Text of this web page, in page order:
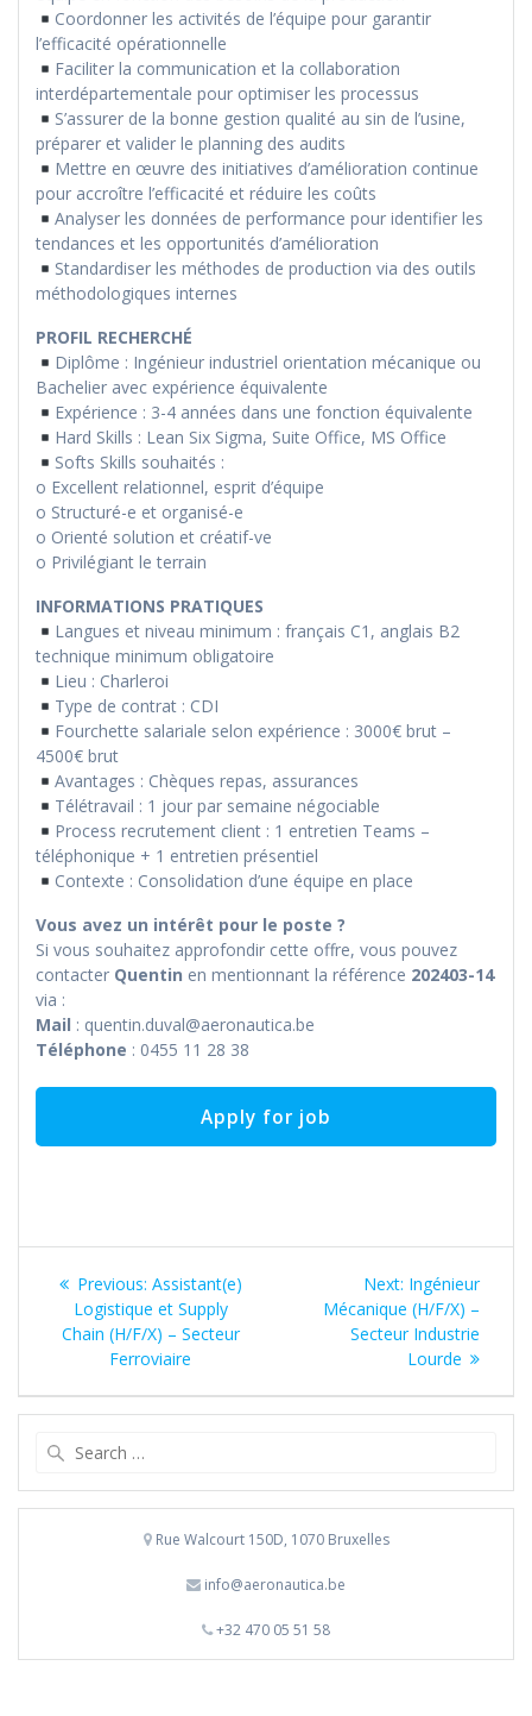
Coordonner les activités de l’équipe pour garantir
l’efficacité opérationnelle
Faciliter la communication et la collaboration
interdépartementale pour optimiser les processus
S’assurer de la bonne gestion qualité au sin de l’usine,
préparer et valider le planning des audits
Mettre en œuvre des initiatives d’amélioration continue
pour accroître l’efficacité et réduire les coûts
Analyser les données de performance pour identifier les
tendances et les opportunités d’amélioration
Standardiser les méthodes de production via des outils
méthodologiques internes
PROFIL RECHERCHÉ
Diplôme : Ingénieur industriel orientation mécanique ou
Bachelier avec expérience équivalente
Expérience : 3-4 années dans une fonction équivalente
Hard Skills : Lean Six Sigma, Suite Office, MS Office
Softs Skills souhaités :
o Excellent relationnel, esprit d’équipe
o Structuré-e et organisé-e
o Orienté solution et créatif-ve
o Privilégiant le terrain
INFORMATIONS PRATIQUES
Langues et niveau minimum : français C1, anglais B2
technique minimum obligatoire
Lieu : Charleroi
Type de contrat : CDI
Fourchette salariale selon expérience : 3000€ brut –
4500€ brut
Avantages : Chèques repas, assurances
Télétravail : 1 jour par semaine négociable
Process recrutement client : 1 entretien Teams –
téléphonique + 1 entretien présentiel
Contexte : Consolidation d’une équipe en place
Vous avez un intérêt pour le poste ?
Si vous souhaitez approfondir cette offre, vous pouvez
contacter Quentin en mentionnant la référence 202403-14
via :
Mail : quentin.duval@aeronautica.be
Téléphone : 0455 11 28 38
Post
navigation
Previous: Previous
post:
Assistant(e)
Logistique et Supply
Chain (H/F/X) – Secteur
Ferroviaire
Next: Next
post:
Ingénieur
Mécanique (H/F/X) –
Secteur Industrie
Lourde
Rue Walcourt 150D, 1070 Bruxelles
info@aeronautica.be
+32 470 05 51 58